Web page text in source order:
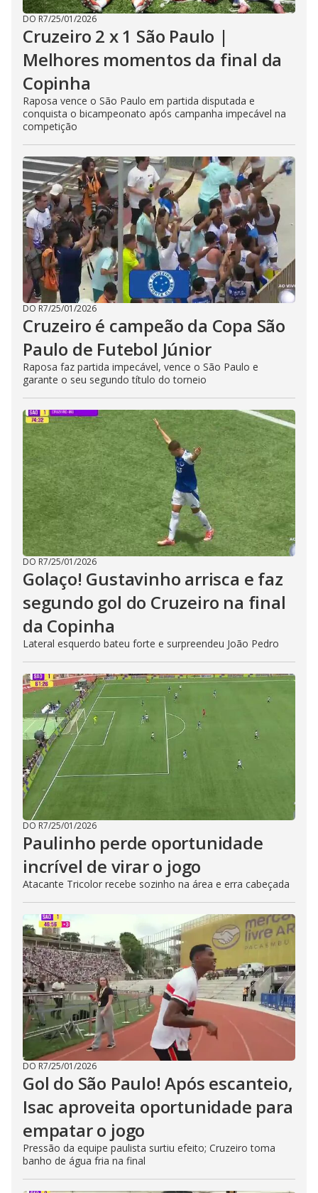
DO R7/25/01/2026
Cruzeiro 2 x 1 São Paulo |
Melhores momentos da final da
Copinha
Raposa vence o São Paulo em partida disputada e
conquista o bicampeonato após campanha impecável na
competição
DO R7/25/01/2026
Cruzeiro é campeão da Copa São
Paulo de Futebol Júnior
Raposa faz partida impecável, vence o São Paulo e
garante o seu segundo título do torneio
DO R7/25/01/2026
Golaço! Gustavinho arrisca e faz
segundo gol do Cruzeiro na final
da Copinha
Lateral esquerdo bateu forte e surpreendeu João Pedro
DO R7/25/01/2026
Paulinho perde oportunidade
incrível de virar o jogo
Atacante Tricolor recebe sozinho na área e erra cabeçada
DO R7/25/01/2026
Gol do São Paulo! Após escanteio,
Isac aproveita oportunidade para
empatar o jogo
Pressão da equipe paulista surtiu efeito; Cruzeiro toma
banho de água fria na final